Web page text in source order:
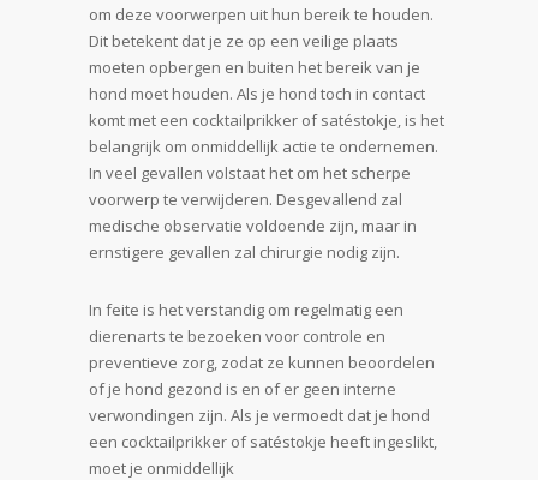
om deze voorwerpen uit hun bereik te houden.
Dit betekent dat je ze op een veilige plaats
moeten opbergen en buiten het bereik van je
hond moet houden. Als je hond toch in contact
komt met een cocktailprikker of satéstokje, is het
belangrijk om onmiddellijk actie te ondernemen.
In veel gevallen volstaat het om het scherpe
voorwerp te verwijderen. Desgevallend zal
medische observatie voldoende zijn, maar in
ernstigere gevallen zal chirurgie nodig zijn.
In feite is het verstandig om regelmatig een
dierenarts te bezoeken voor controle en
preventieve zorg, zodat ze kunnen beoordelen
of je hond gezond is en of er geen interne
verwondingen zijn. Als je vermoedt dat je hond
een cocktailprikker of satéstokje heeft ingeslikt,
moet je onmiddellijk